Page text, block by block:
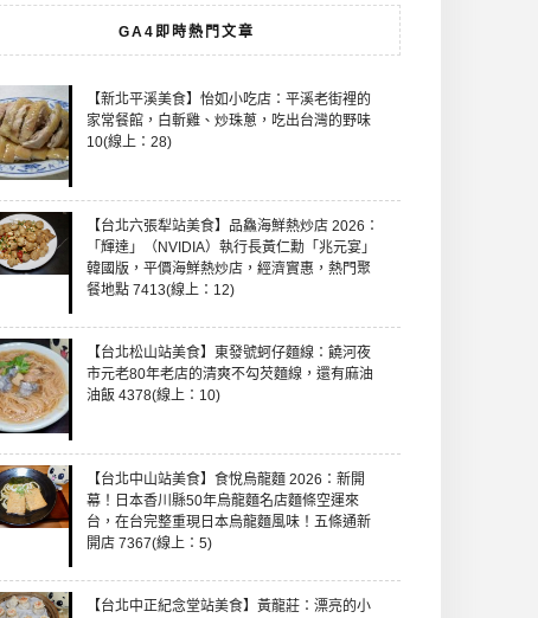
GA4即時熱門文章
【新北平溪美食】怡如小吃店：平溪老街裡的
家常餐館，白斬雞、炒珠蔥，吃出台灣的野味
10(線上：28)
【台北六張犁站美食】品鱻海鮮熱炒店 2026：
「輝達」（NVIDIA）執行長黃仁勳「兆元宴」
韓國版，平價海鮮熱炒店，經濟實惠，熱門聚
餐地點 7413(線上：12)
【台北松山站美食】東發號蚵仔麵線：饒河夜
市元老80年老店的清爽不勾芡麵線，還有麻油
油飯 4378(線上：10)
【台北中山站美食】食悅烏龍麵 2026：新開
幕！日本香川縣50年烏龍麵名店麵條空運來
台，在台完整重現日本烏龍麵風味！五條通新
開店 7367(線上：5)
【台北中正紀念堂站美食】黃龍莊：漂亮的小